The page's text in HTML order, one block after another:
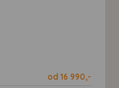
od 16 990,-